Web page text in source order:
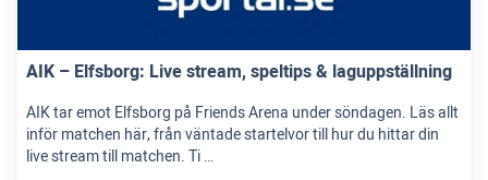
AIK – Elfsborg: Live stream, speltips & laguppställning
AIK tar emot Elfsborg på Friends Arena under söndagen. Läs allt
inför matchen här, från väntade startelvor till hur du hittar din
live stream till matchen. Ti …